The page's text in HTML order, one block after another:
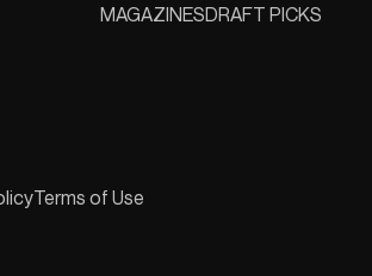
MAGAZINESDRAFT PICKS
Terms of Use